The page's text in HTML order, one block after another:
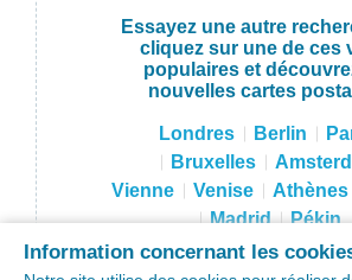
Essayez une autre
cliquez sur une de ces
populaires et
nouvelles cartes
Londres Berlin
Bruxelles
Vienne
Venise Athènes
Madrid
Pékin
Hong Kong
Tokyo
Information concernant les